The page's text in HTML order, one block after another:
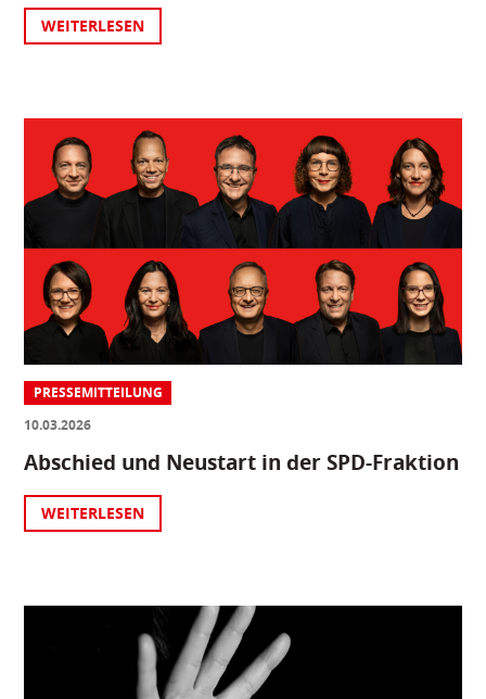
WEITERLESEN
PRESSEMITTEILUNG
10.03.2026
Abschied und Neustart in der SPD-Fraktion
WEITERLESEN